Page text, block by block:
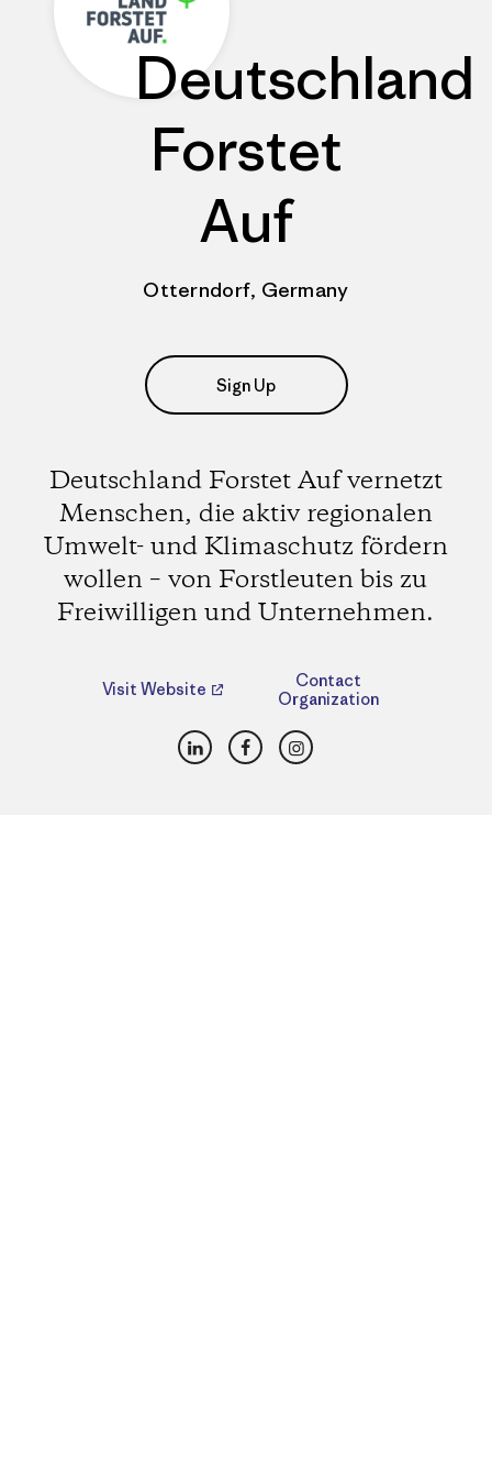
Deutschland
Forstet
Auf
Otterndorf, Germany
Sign Up
Deutschland Forstet Auf vernetzt
Menschen, die aktiv regionalen
Umwelt- und Klimaschutz fördern
wollen – von Forstleuten bis zu
Freiwilligen und Unternehmen.
Visit Website
Contact
Organization
LinkedInFacebookInstagram